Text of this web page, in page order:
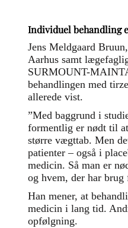
Individuel behandling
Jens Meldgaard
Aarhus samt
SURMOUNT-
behandlingen med
allerede vist.
”Med baggrund i
formentlig er nødt til
større vægttab. Men
patienter – også i
medicin. Så man er
og hvem, der har
Han mener, at
medicin i lang tid.
opfølgning.